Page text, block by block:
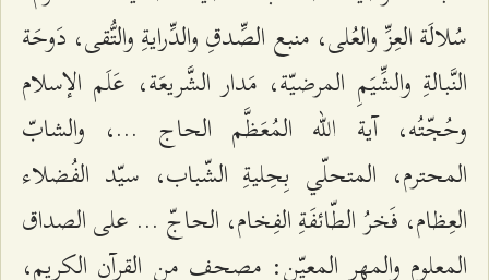
سُلالَة العِزِّ والعُلى، منبع الصِّدقِ والدِّرايةِ والتُّقى، دَوحَة
النَّبالةِ والشِّيَمِ المرضيّة، مَدار الشَّريعَة، عَلَم الإسلام
وحُجّتُه، آية الله المُعَظَّم الحاج ...، والشابّ
المحترم، المتحلّي بِحِليةِ الشّباب، سيّد الفُضلاء
العِظام، فَخرُ الطّائفَةِ الفِخام، الحاجّ ... على الصداق
المعلوم والمهر المعيّن: مصحف من القرآن الكريم،